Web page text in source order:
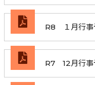
R8 １月行事
R7 12月行事